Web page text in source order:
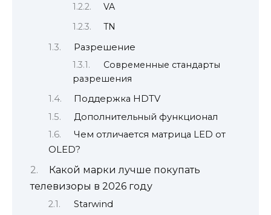
VA
TN
Разрешение
Современные стандарты
разрешения
Поддержка HDTV
Дополнительный функционал
Чем отличается матрица LED от
OLED?
Какой марки лучше покупать
телевизоры в 2026 году
Starwind